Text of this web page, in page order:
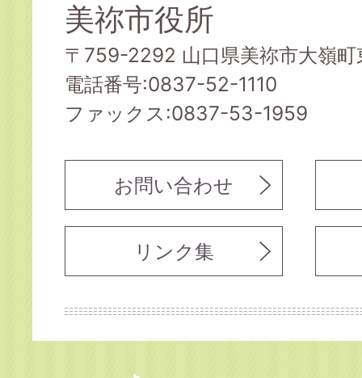
美祢市役所
〒759-2292 山口県美祢市大嶺
電話番号:0837-52-1110
ファックス:0837-53-1959
お問い合わせ
リンク集